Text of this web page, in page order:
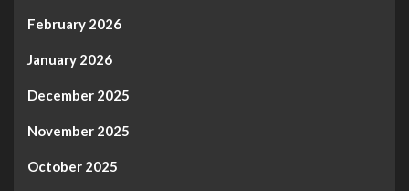
February 2026
January 2026
December 2025
November 2025
October 2025